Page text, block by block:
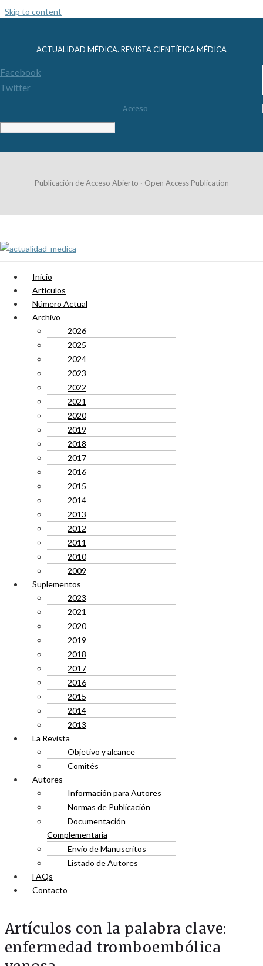
Skip to content
ACTUALIDAD MÉDICA. REVISTA CIENTÍFICA MÉDICA
Facebook
Twitter
Acceso
Publicación de Acceso Abierto · Open Access Publication
Inicio
Artículos
Número Actual
Archivo
2026
2025
2024
2023
2022
2021
2020
2019
2018
2017
2016
2015
2014
2013
2012
2011
2010
2009
Suplementos
2023
2021
2020
2019
2018
2017
2016
2015
2014
2013
La Revista
Objetivo y alcance
Comités
Autores
Información para Autores
Normas de Publicación
Documentación
Complementaria
Envío de Manuscritos
Listado de Autores
FAQs
Contacto
Artículos con la palabra clave:
enfermedad tromboembólica